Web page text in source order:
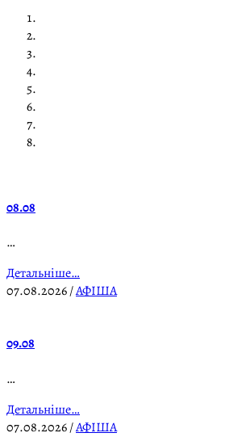
08.08
…
Детальніше…
07.08.2026/АФІША
09.08
…
Детальніше…
07.08.2026/АФІША